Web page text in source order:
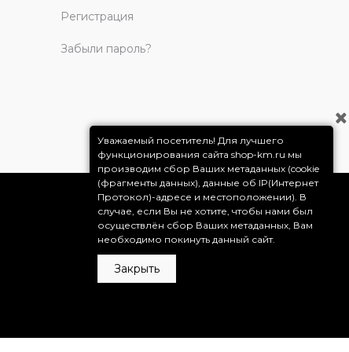
Регистрация
Забыли пароль?
Уважаемый посетитель! Для лучшего
функционирования сайта shop-km.ru мы
производим сбор Ваших метаданных (cookie
(фрагменты данных), данные об IP(Интернет
Протокол)-адресе и местоположении). В
случае, если Вы не хотите, чтобы нами был
осуществлён сбор Ваших метаданных, Вам
необходимо покинуть данный сайт.
Закрыть